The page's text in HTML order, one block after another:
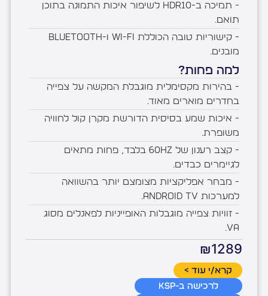
- תמיכה ב-HDR10 לשיפור איכות התמונה בתוכן
תואם.
- קישוריות טובה הכוללת Wi-Fi ו-Bluetooth
מובנים.
למה פחות?
- בהירות מקסימלית מוגבלת המקשה על צפייה
בחדרים מוארים מאוד.
- איכות שמע בסיסית הדורשת מקרן קול לחוויה
משופרת.
- קצב רענון של 60Hz בלבד, פחות מתאים
לגיימרים כבדים.
- מבחר אפליקציות מצומצם יותר בהשוואה
למערכות Android TV.
- זוויות צפייה מוגבלות האופייניות לפאנלים מסוג
₪1289
לרכישה ב-KSP
קרא/י עוד >